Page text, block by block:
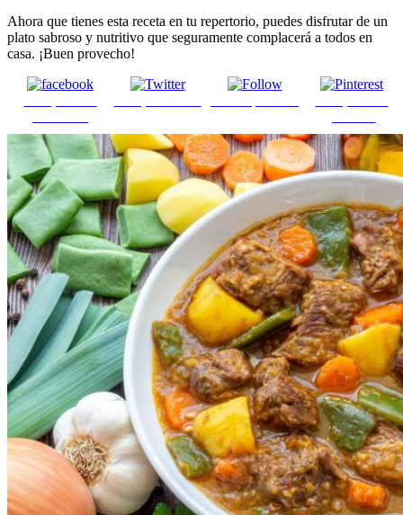
Ahora que tienes esta receta en tu repertorio, puedes disfrutar de un
plato sabroso y nutritivo que seguramente complacerá a todos en
casa. ¡Buen provecho!